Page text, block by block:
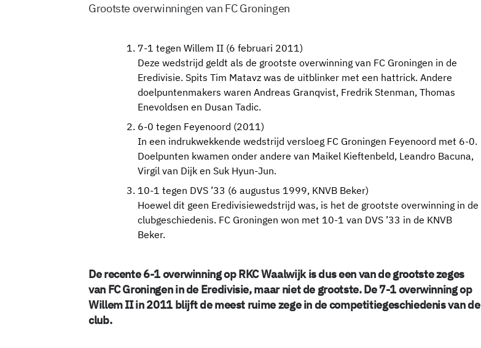
Grootste overwinningen van FC Groningen
7-1 tegen Willem II (6 februari 2011)
Deze wedstrijd geldt als de grootste overwinning van FC Groningen in de
Eredivisie. Spits Tim Matavz was de uitblinker met een hattrick. Andere
doelpuntenmakers waren Andreas Granqvist, Fredrik Stenman, Thomas
Enevoldsen en Dusan Tadic.
6-0 tegen Feyenoord (2011)
In een indrukwekkende wedstrijd versloeg FC Groningen Feyenoord met 6-0.
Doelpunten kwamen onder andere van Maikel Kieftenbeld, Leandro Bacuna,
Virgil van Dijk en Suk Hyun-Jun.
10-1 tegen DVS ’33 (6 augustus 1999, KNVB Beker)
Hoewel dit geen Eredivisiewedstrijd was, is het de grootste overwinning in de
clubgeschiedenis. FC Groningen won met 10-1 van DVS ’33 in de KNVB
Beker.
De recente 6-1 overwinning op RKC Waalwijk is dus een van de grootste zeges
van FC Groningen in de Eredivisie, maar niet de grootste. De 7-1 overwinning op
Willem II in 2011 blijft de meest ruime zege in de competitiegeschiedenis van de
club.